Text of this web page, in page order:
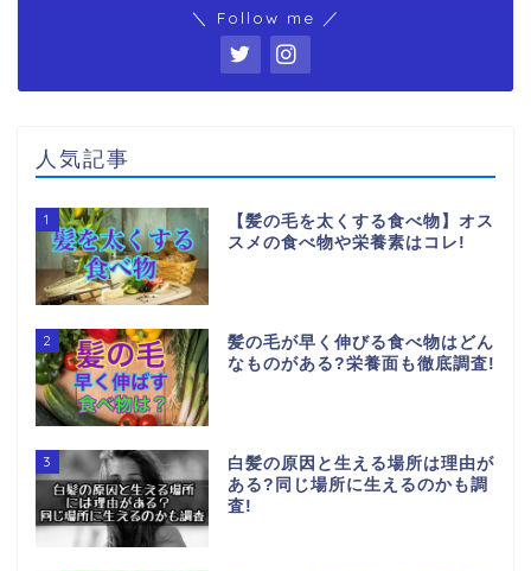
＼ Follow me ／
人気記事
1
【髪の毛を太くする食べ物】オス
スメの食べ物や栄養素はコレ!
2
髪の毛が早く伸びる食べ物はどん
なものがある?栄養面も徹底調査!
3
白髪の原因と生える場所は理由が
ある?同じ場所に生えるのかも調
査!